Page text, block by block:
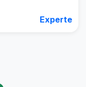
Experte